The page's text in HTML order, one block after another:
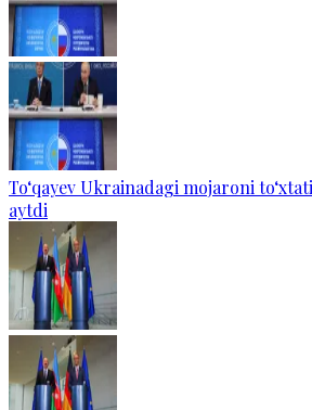
To‘qayev Ukrainadagi mojaroni
aytdi